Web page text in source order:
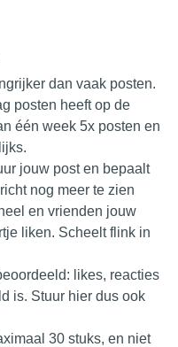
dan vaak posten.
posten heeft op de
één week 5x posten en
jouw post en bepaalt
nog meer te zien
en vrienden jouw
liken. Scheelt flink in
likes, reacties
is. Stuur hier dus ook
30 stuks, en niet